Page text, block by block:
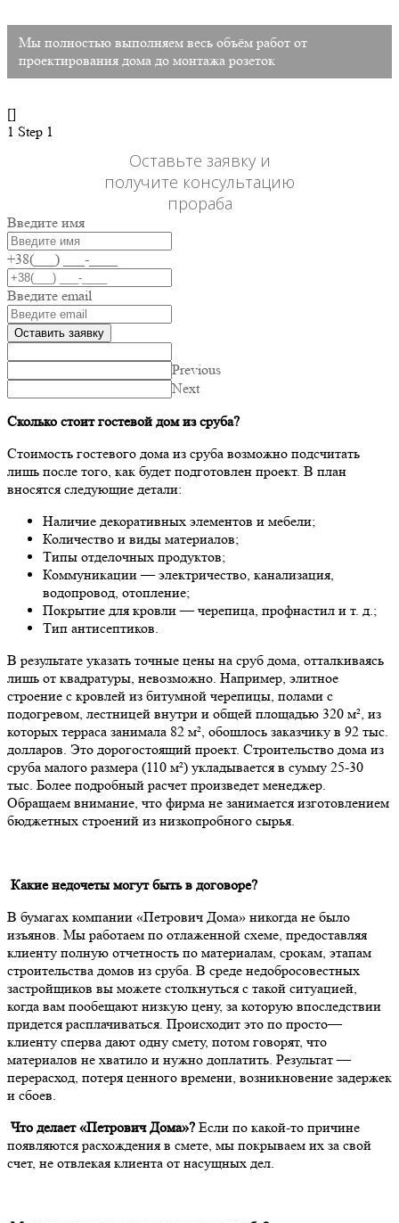
Мы полностью выполняем весь объём работ от
проектирования дома до монтажа розеток
[]
1 Step 1
Оставьте заявку и
получите консультацию
прораба
Введите имя
+38(___) ___-____
Введите email
Оставить заявку
Previous
Next
Сколько стоит гостевой дом из сруба?
Стоимость гостевого дома из сруба возможно подсчитать
лишь после того, как будет подготовлен проект. В план
вносятся следующие детали:
Наличие декоративных элементов и мебели;
Количество и виды материалов;
Типы отделочных продуктов;
Коммуникации — электричество, канализация,
водопровод, отопление;
Покрытие для кровли — черепица, профнастил и т. д.;
Тип антисептиков.
В результате указать точные цены на сруб дома, отталкиваясь
лишь от квадратуры, невозможно. Например, элитное
строение с кровлей из битумной черепицы, полами с
подогревом, лестницей внутри и общей площадью 320 м², из
которых терраса занимала 82 м², обошлось заказчику в 92 тыс.
долларов. Это дорогостоящий проект. Строительство дома из
сруба малого размера (110 м²) укладывается в сумму 25-30
тыс. Более подробный расчет произведет менеджер.
Обращаем внимание, что фирма не занимается изготовлением
бюджетных строений из низкопробного сырья.
Какие недочеты могут быть в договоре?
В бумагах компании «Петрович Дома» никогда не было
изъянов. Мы работаем по отлаженной схеме, предоставляя
клиенту полную отчетность по материалам, срокам, этапам
строительства домов из сруба. В среде недобросовестных
застройщиков вы можете столкнуться с такой ситуацией,
когда вам пообещают низкую цену, за которую впоследствии
придется расплачиваться. Происходит это по просто—
клиенту сперва дают одну смету, потом говорят, что
материалов не хватило и нужно доплатить. Результат —
перерасход, потеря ценного времени, возникновение задержек
и сбоев.
Что делает «Петрович Дома»? Если по какой-то причине
появляются расхождения в смете, мы покрываем их за свой
счет, не отвлекая клиента от насущных дел.